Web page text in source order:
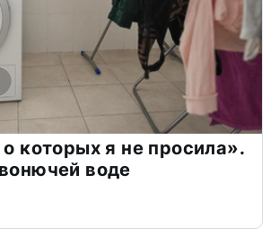
которых я не просила».
воде